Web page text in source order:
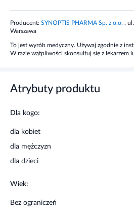
opakowaniu.
Przechowywać w miejscu
niedostępnym dla dzieci.
Kobiety w ciąży lub karmiące piersią
lekarzem lub farmaceutą.
Producent: SYNOPTIS PHARMA Sp. z o.o. ,
Warszawa
To jest wyrób medyczny. Używaj zgodnie z
W razie wątpliwości skonsultuj się z lekarzem
Atrybuty produktu
Dla kogo:
dla kobiet
dla mężczyzn
dla dzieci
Wiek:
Bez ograniczeń